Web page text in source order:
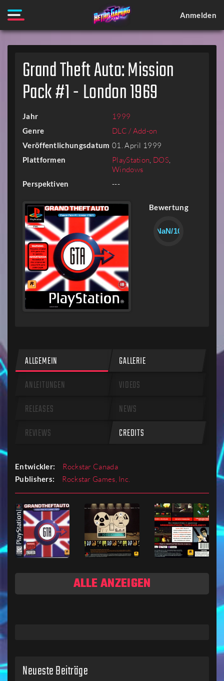
Anmelden
Grand Theft Auto: Mission
Pack #1 - London 1969
Jahr 1999
Genre DLC / Add-on
Veröffentlichungsdatum 01. April 1999
Plattformen PlayStation, DOS,
Windows
Perspektiven ---
Bewertung
NaN/10
ALLGEMEIN
GALLERIE
ANLEITUNGEN
VIDEOS
RELEASES
NEWS
REVIEWS
CREDITS
Entwickler: Rockstar Canada
Publishers: Rockstar Games, Inc.
ALLE ANZEIGEN
Neueste Beiträge